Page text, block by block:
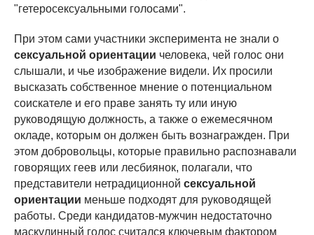
"гетеросексуальными голосами".
При этом сами участники эксперимента не знали о
сексуальной ориентации человека, чей голос они
слышали, и чье изображение видели. Их просили
высказать собственное мнение о потенциальном
соискателе и его праве занять ту или иную
руководящую должность, а также о ежемесячном
окладе, которым он должен быть вознагражден. При
этом добровольцы, которые правильно распознавали
говорящих геев или лесбиянок, полагали, что
представители нетрадиционной сексуальной
ориентации меньше подходят для руководящей
работы. Среди кандидатов-мужчин недостаточно
маскулинный голос считался ключевым фактором